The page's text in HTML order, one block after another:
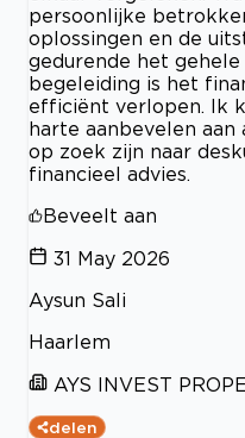
persoonlijke
oplossingen en de
gedurende het
begeleiding is het
efficiënt verlopen. Ik
harte aanbevelen aan
op zoek zijn naar
financieel advies.
Beveelt aan
31 May 2026
Aysun Sali
Haarlem
AYS INVEST
delen